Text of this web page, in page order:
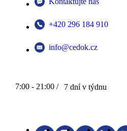
+420 296 184 910
info@cedok.cz
7:00 - 21:00 / 7 dní v týdnu